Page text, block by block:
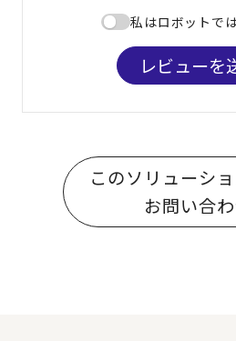
私はロボットで
レビューを
このソリューシ
お問い合